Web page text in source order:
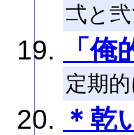
弌と
「
定期
＊乾